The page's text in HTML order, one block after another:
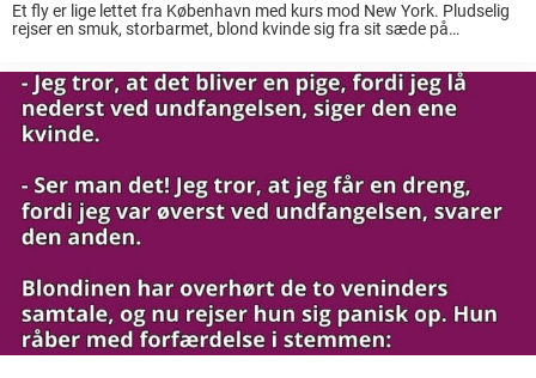
Et fly er lige lettet fra København med kurs mod New York. Pludselig
rejser en smuk, storbarmet, blond kvinde sig fra sit sæde på